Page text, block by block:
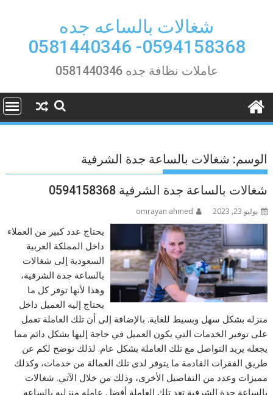
شغالات بالساعه جده
0594158368- 0581440346
عاملات نظافة جده 0581440346
الوسم: شغالات بالساعة جدة الشرفية
شغالات بالساعة جدة الشرفية 0594158368
يوليو 23, 2023 omrayan ahmed
يحتاج عدد كبير من العملاء
داخل المملكة العربية
السعودية إلى شغالات
بالساعة جدة الشرفية،
وهذا لأنها توفر كل ما
يحتاج إليه العميل داخل
منزله بشكل سهل وبسيط للغاية. بالإضافة إلى أن تلك العاملة تعمل
على توفير الخدمات التي يكون العميل في حاجة إليها بشكل دائم مما
يجعله يريد التواصل مع تلك العاملة بشكل عام. لذلك نوضح لكم عن
طريق الفقرات القادمة ما يتوفر لدى تلك العمالة من خدمات، وكذلك
مميزات وعدد من التفاصيل الأخرى، وذلك من خلال الآتي. شغالات
بالساعة جدة الشرفية تعد تلك العاملة أفضل عامله منزليه بالساعه